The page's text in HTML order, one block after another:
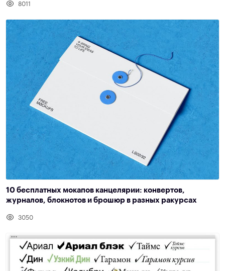
8011
10 бесплатных мокапов канцелярии: конвертов,
журналов, блокнотов и брошюр в разных ракурсах
3050